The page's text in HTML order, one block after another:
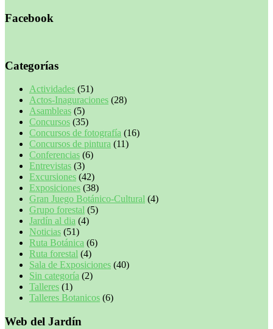
Facebook
Categorías
Actividades (51)
Actos-Inaguraciones (28)
Asambleas (5)
Concursos (35)
Concursos de fotografía (16)
Concursos de pintura (11)
Conferencias (6)
Entrevistas (3)
Excursiones (42)
Exposiciones (38)
Gran Juego Botánico-Cultural (4)
Grupo forestal (5)
Jardín al dia (4)
Noticias (51)
Ruta Botánica (6)
Ruta forestal (4)
Sala de Exposiciones (40)
Sin categoría (2)
Talleres (1)
Talleres Botanicos (6)
Web del Jardín